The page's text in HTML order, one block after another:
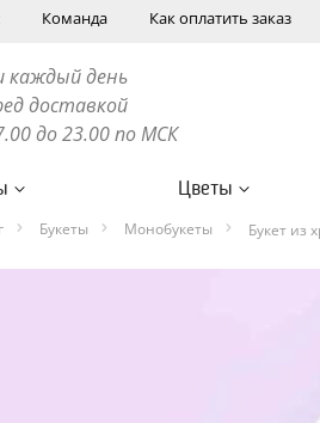
Команда Как оплатить заказ
каждый день
доставкой
до 23.00 по МСК
Цветы
Букеты Монобукеты Букет из